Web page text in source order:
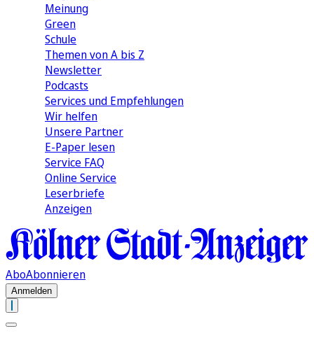
Meinung
Green
Schule
Themen von A bis Z
Newsletter
Podcasts
Services und Empfehlungen
Wir helfen
Unsere Partner
E-Paper lesen
Service FAQ
Online Service
Leserbriefe
Anzeigen
AboAbonnieren
Anmelden